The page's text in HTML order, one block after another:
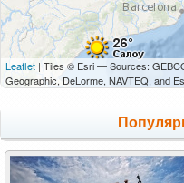
Leaflet | Tiles © Esri — Sources:
Geographic, DeLorme, NAVTEQ, and